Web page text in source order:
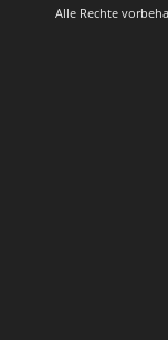
Alle Rechte